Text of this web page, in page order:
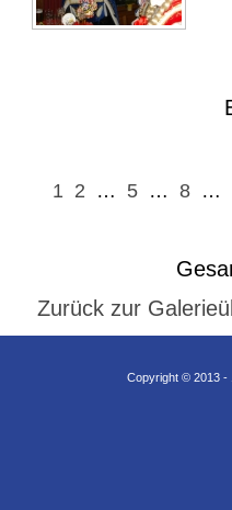
1 2 … 5 … 8 …
Zurück zur
Copyright © 2013